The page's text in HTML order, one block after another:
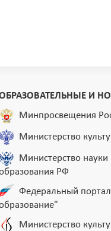
И
Минпросвещения
Министерство
Министерство
РФ
Федеральный
Министерство